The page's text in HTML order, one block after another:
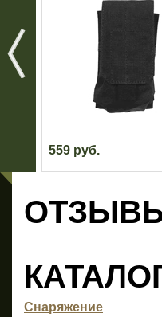
559 руб.
Снаряжение